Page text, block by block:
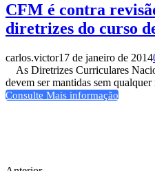
CFM é contra
diretrizes do curso
carlos.victor17 de janeiro de 2014
As Diretrizes Curriculares
devem ser mantidas sem
Consulte Mais informação